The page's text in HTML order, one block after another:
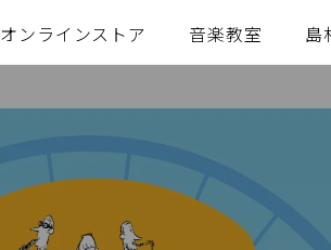
オンラインストア 音楽教室 島